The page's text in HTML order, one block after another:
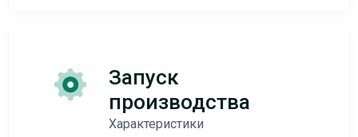
Запуск
производства
Характеристики